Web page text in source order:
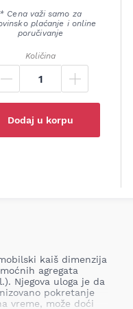
* Cena važi samo za
plaćanje i online
poručivanje
Količina
Dodaj u korpu
kaiš dimenzija
agregata
Njegova uloga je da
pokretanje
vreme, može doći